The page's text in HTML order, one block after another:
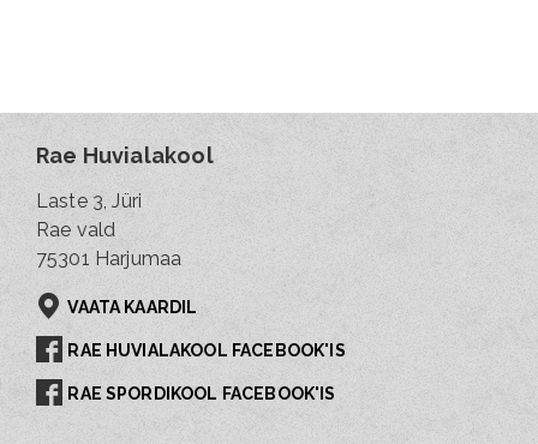
Rae Huvialakool
Laste 3, Jüri
Rae vald
75301 Harjumaa
VAATA KAARDIL
RAE HUVIALAKOOL FACEBOOK'IS
RAE SPORDIKOOL FACEBOOK'IS